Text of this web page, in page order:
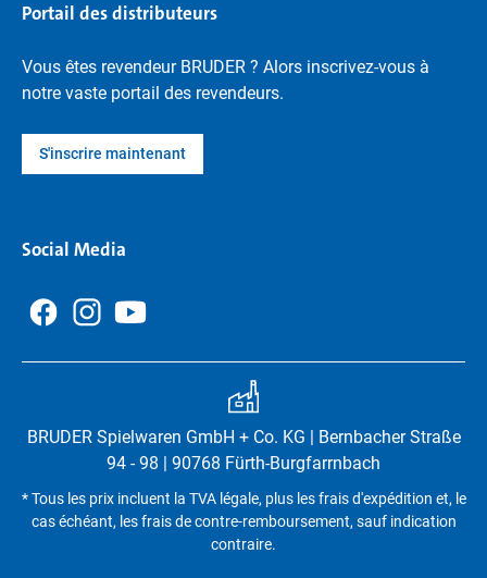
Portail des distributeurs
Vous êtes revendeur BRUDER ? Alors inscrivez-vous à
notre vaste portail des revendeurs.
S'inscrire maintenant
Social Media
BRUDER Spielwaren GmbH + Co. KG | Bernbacher Straße
94 - 98 | 90768 Fürth-Burgfarrnbach
* Tous les prix incluent la TVA légale, plus les frais d'expédition et, le
cas échéant, les frais de contre-remboursement, sauf indication
contraire.